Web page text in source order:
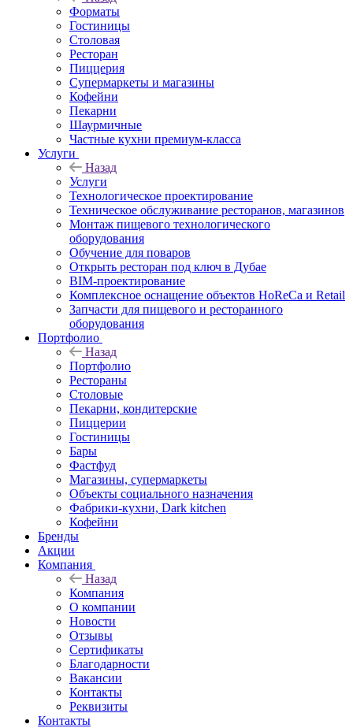
Форматы
Гостиницы
Столовая
Ресторан
Пиццерия
Супермаркеты и магазины
Кофейни
Пекарни
Шаурмичные
Частные кухни премиум-класса
Услуги
Назад
Услуги
Технологическое проектирование
Техническое обслуживание ресторанов, магазинов
Монтаж пищевого технологического
оборудования
Обучение для поваров
Открыть ресторан под ключ в Дубае
BIM-проектирование
Комплексное оснащение объектов HoReCa и Retail
Запчасти для пищевого и ресторанного
оборудования
Портфолио
Назад
Портфолио
Рестораны
Столовые
Пекарни, кондитерские
Пиццерии
Гостиницы
Бары
Фастфуд
Магазины, супермаркеты
Объекты социального назначения
Фабрики-кухни, Dark kitchen
Кофейни
Бренды
Акции
Компания
Назад
Компания
О компании
Новости
Отзывы
Сертификаты
Благодарности
Вакансии
Контакты
Реквизиты
Контакты